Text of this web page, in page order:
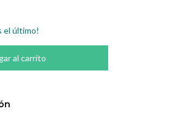
el último!